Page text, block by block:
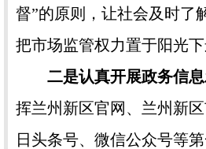
督”的原则，让社会及时了
把市场监管权力置于阳光下
二是认真开展政务信息
挥兰州新区官网、兰州新
日头条号、微信公众号等